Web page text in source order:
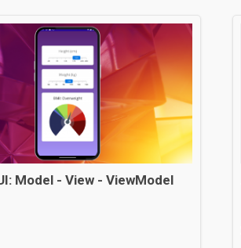
Model - View - ViewModel